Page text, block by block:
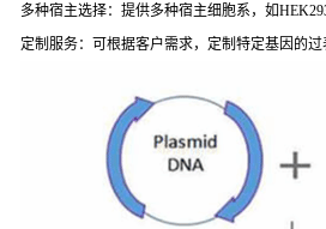
多种宿主选择：提供多种宿主细胞系，如
定制服务：可根据客户需求，定制特定基因的过